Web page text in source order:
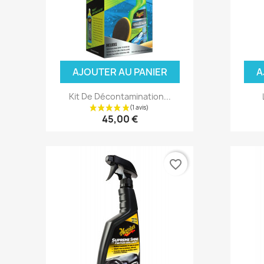
AJOUTER AU PANIER
Kit De Décontamination...
45,00 €
favorite_border